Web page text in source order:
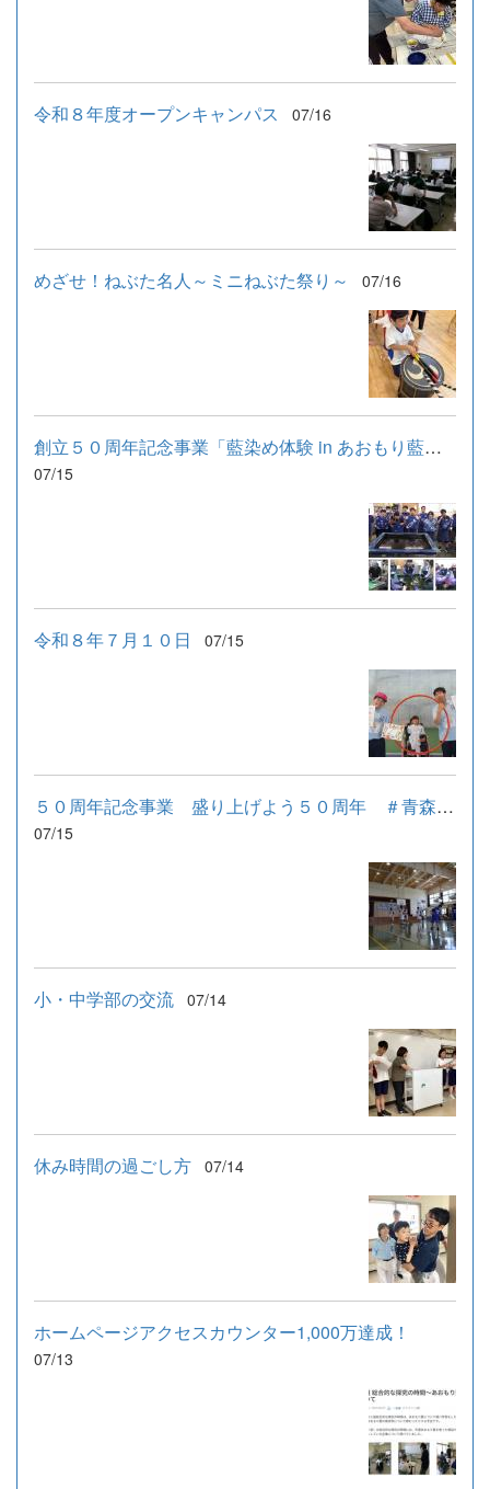
令和８年度オープンキャンパス 07/16
めざせ！ねぶた名人～ミニねぶた祭り～ 07/16
創立５０周年記念事業「藍染め体験 in あおもり藍産業株式会社」
07/15
令和８年７月１０日 07/15
５０周年記念事業 盛り上げよう５０周年 ＃青森ワッツとともに...
07/15
小・中学部の交流 07/14
休み時間の過ごし方 07/14
ホームページアクセスカウンター1,000万達成！
07/13